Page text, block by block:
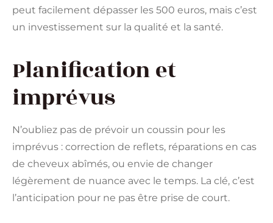
peut facilement dépasser les 500 euros, mais c’est
un investissement sur la qualité et la santé.
Planification et
imprévus
N’oubliez pas de prévoir un coussin pour les
imprévus : correction de reflets, réparations en cas
de cheveux abîmés, ou envie de changer
légèrement de nuance avec le temps. La clé, c’est
l’anticipation pour ne pas être prise de court.